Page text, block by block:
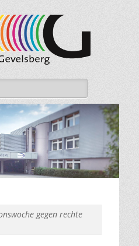
Städtisches
Gymnasium
Gevelsberg
gegen rechte